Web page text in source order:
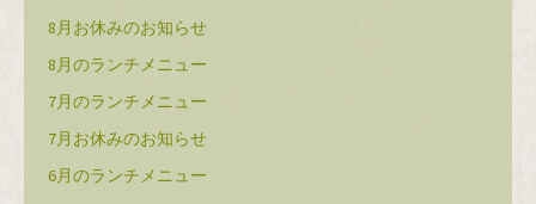
8月お休みのお知らせ
8月のランチメニュー
7月のランチメニュー
7月お休みのお知らせ
6月のランチメニュー